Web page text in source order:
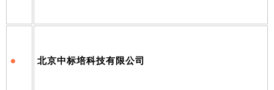
• 北京中标培科技有限公司